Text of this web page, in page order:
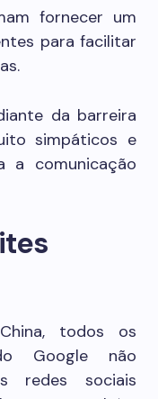
fornecer um
para facilitar
da barreira
simpáticos e
a comunicação
todos os
Google não
redes sociais